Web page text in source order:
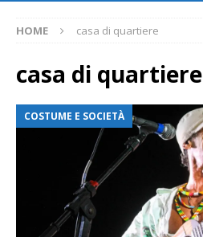
HOME casa di quartiere
casa di quartiere
COSTUME E SOCIETÀ